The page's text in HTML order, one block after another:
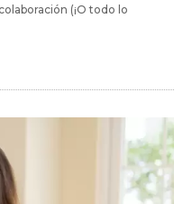
(¡O todo lo